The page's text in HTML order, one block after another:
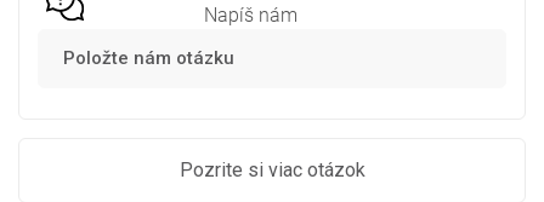
Napíš nám
Položte nám otázku
Pozrite si viac otázok